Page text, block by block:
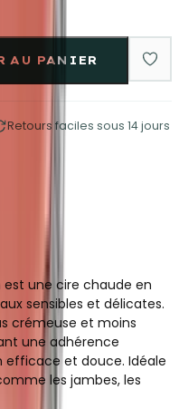
AU PANIER
Retours faciles sous 14 jours
une cire chaude en
sensibles et délicates.
crémeuse et moins
une adhérence
efficace et douce. Idéale
les jambes, les